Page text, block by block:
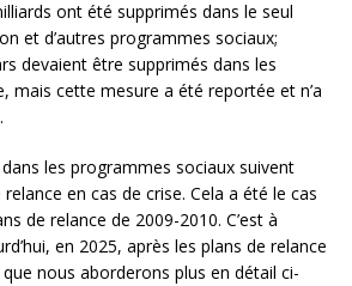
ont été supprimés dans le seul
et d’autres programmes sociaux;
devaient être supprimés dans les
mais cette mesure a été reportée et n’a
dans les programmes sociaux suivent
en cas de crise. Cela a été le cas
de relance de 2009-2010. C’est à
en 2025, après les plans de relance
nous aborderons plus en détail ci-